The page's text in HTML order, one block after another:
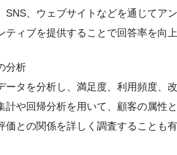
SNS、ウェブサイトなどを通じてア
ティブを提供することで回答率を向上
分析
ータを分析し、満足度、利用頻度、
計や回帰分析を用いて、顧客の属性と
価との関係を詳しく調査することも有